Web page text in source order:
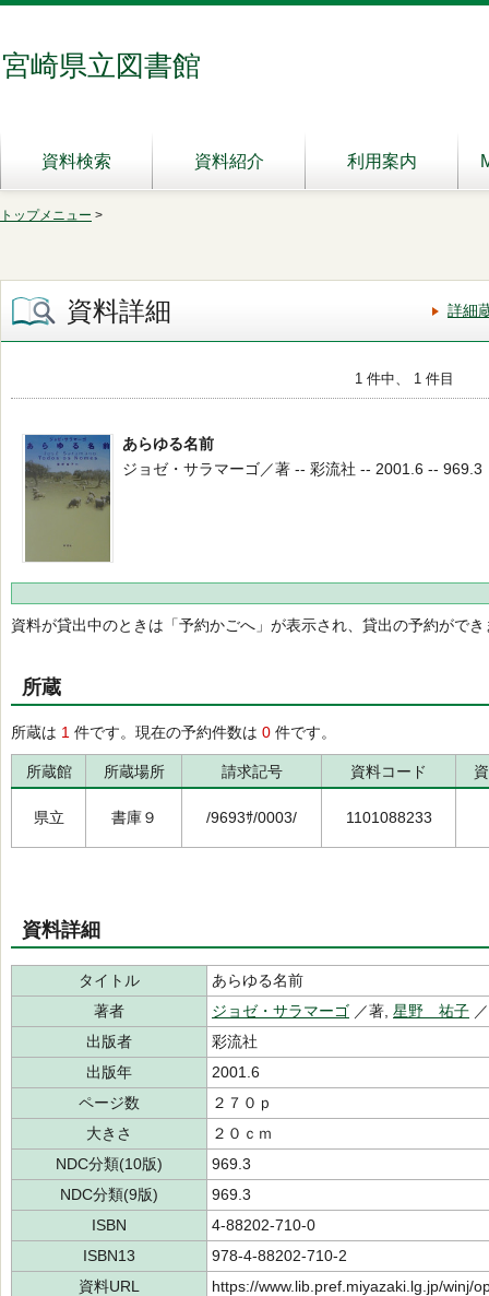
宮崎県立図書館
資料検索 資料紹介 利用案内
トップメニュー >
資料詳細 詳細
1 件中、 1 件目
あらゆる名前
ジョゼ・サラマーゴ／著 -- 彩流社 -- 2001.6 -- 969.3
資料が貸出中のときは「予約かごへ」が表示され、貸出の予約ができ
所蔵
所蔵は 1 件です。現在の予約件数は 0 件です。
所蔵館 所蔵場所 請求記号 資料コード
県立 書庫９ /9693ｻ/0003/ 1101088233
資料詳細
タイトル
あらゆる名前
著者
ジョゼ・サラマーゴ ／著, 星野 祐子
出版者
彩流社
出版年
2001.6
ページ数
２７０ｐ
大きさ
２０ｃｍ
NDC分類(10版)
969.3
NDC分類(9版)
969.3
ISBN
4-88202-710-0
ISBN13
978-4-88202-710-2
資料URL
https://www.lib.pref.miyazaki.lg.jp/winj/